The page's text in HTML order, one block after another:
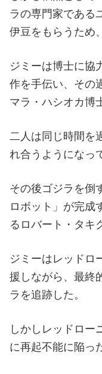
ラの専門家である
伊豆をもらうため
ジミーは博士に協
作を手伝い、その
マラ・ハシオカ博
二人は同じ時間を
れ合うようになっ
その後ゴジラを倒
ロボット」が完成
るロバート・タキ
ジミーはレッドロ
援しながら、最終
ラを追跡した。
しかしレッドロー
に再起不能に陥っ